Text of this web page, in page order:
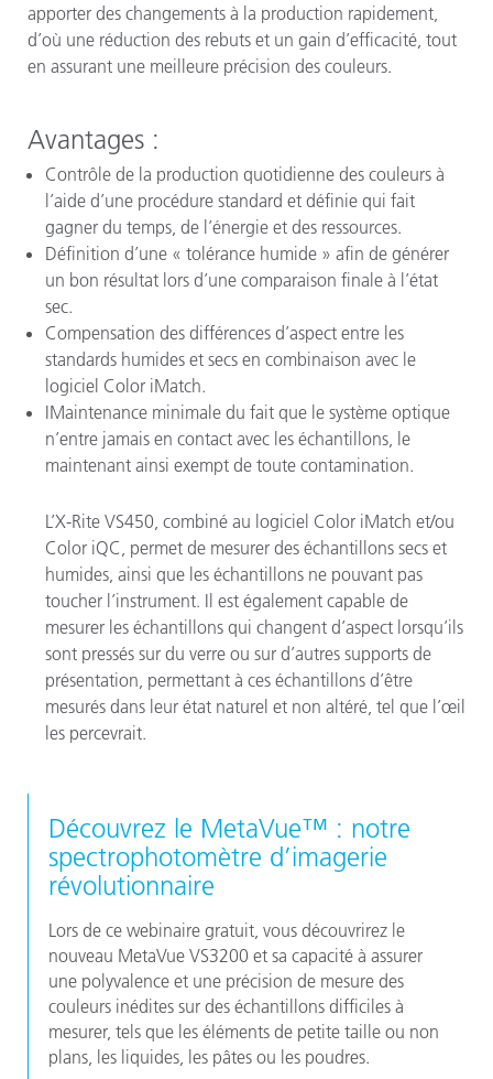
apporter des changements à la production rapidement,
d’où une réduction des rebuts et un gain d’efficacité, tout
en assurant une meilleure précision des couleurs.
Avantages :
Contrôle de la production quotidienne des couleurs à
l’aide d’une procédure standard et définie qui fait
gagner du temps, de l’énergie et des ressources.
Définition d’une « tolérance humide » afin de générer
un bon résultat lors d’une comparaison finale à l’état
sec.
Compensation des différences d’aspect entre les
standards humides et secs en combinaison avec le
logiciel Color iMatch.
IMaintenance minimale du fait que le système optique
n’entre jamais en contact avec les échantillons, le
maintenant ainsi exempt de toute contamination.
L’X-Rite VS450, combiné au logiciel Color iMatch et/ou
Color iQC, permet de mesurer des échantillons secs et
humides, ainsi que les échantillons ne pouvant pas
toucher l’instrument. Il est également capable de
mesurer les échantillons qui changent d’aspect lorsqu’ils
sont pressés sur du verre ou sur d’autres supports de
présentation, permettant à ces échantillons d’être
mesurés dans leur état naturel et non altéré, tel que l’œil
les percevrait.
Découvrez le MetaVue™ : notre
spectrophotomètre d’imagerie
révolutionnaire
Lors de ce webinaire gratuit, vous découvrirez le
nouveau MetaVue VS3200 et sa capacité à assurer
une polyvalence et une précision de mesure des
couleurs inédites sur des échantillons difficiles à
mesurer, tels que les éléments de petite taille ou non
plans, les liquides, les pâtes ou les poudres.